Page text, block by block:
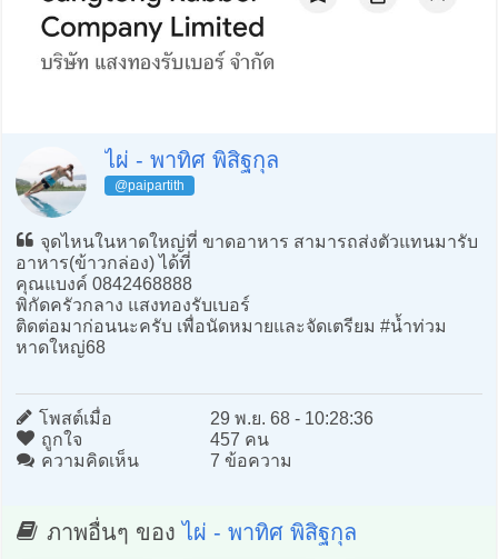
ไผ่ - พาทิศ พิสิฐกุล
@paipartith
จุดไหนในหาดใหญ่ที่ ขาดอาหาร สามารถส่งตัวแทนมารับ
อาหาร(ข้าวกล่อง) ได้ที่
คุณแบงค์ 0842468888
พิกัดครัวกลาง แสงทองรับเบอร์
ติดต่อมาก่อนนะครับ เพื่อนัดหมายและจัดเตรียม #น้ำท่วม
หาดใหญ่68
โพสต์เมื่อ
29 พ.ย. 68 - 10:28:36
ถูกใจ
457 คน
ความคิดเห็น
7 ข้อความ
ภาพอื่นๆ ของไผ่ - พาทิศ พิสิฐกุล